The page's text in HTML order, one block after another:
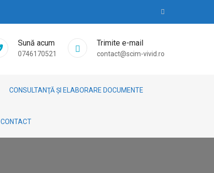
Sună acum
0746170521
Trimite e-mail
contact@scim-vivid.ro
CONSULTANŢĂ ȘI ELABORARE DOCUMENTE
CONTACT